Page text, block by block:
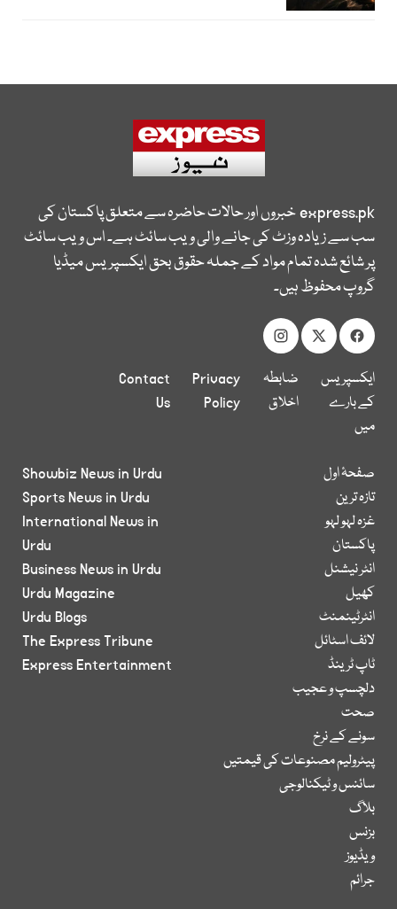
express.pkخبروں اور حالات حاضرہ سے متعلق پاکستان کی
سب سے زیادہ وزٹ کی جانے والی ویب سائٹ ہے۔ اس ویب سائٹ
پر شائع شدہ تمام مواد کے جملہ حقوق بحق ایکسپریس میڈیا
گروپ محفوظ ہیں۔
ایکسپریس
کے بارے
میں
ضابطہ
اخلاق
Privacy
Policy
Contact
Us
صفحۂ اول
تازہ ترین
غزہ لہو لہو
پاکستان
انٹر نیشنل
کھیل
انٹرٹینمنٹ
لائف اسٹائل
ٹاپ ٹرینڈ
دلچسپ و عجیب
صحت
سونے کے نرخ
پیٹرولیم مصنوعات کی قیمتیں
سائنس و ٹیکنالوجی
بلاگ
بزنس
ویڈیوز
جرائم
Showbiz News in Urdu
Sports News in Urdu
International News in
Urdu
Business News in Urdu
Urdu Magazine
Urdu Blogs
The Express Tribune
Express Entertainment